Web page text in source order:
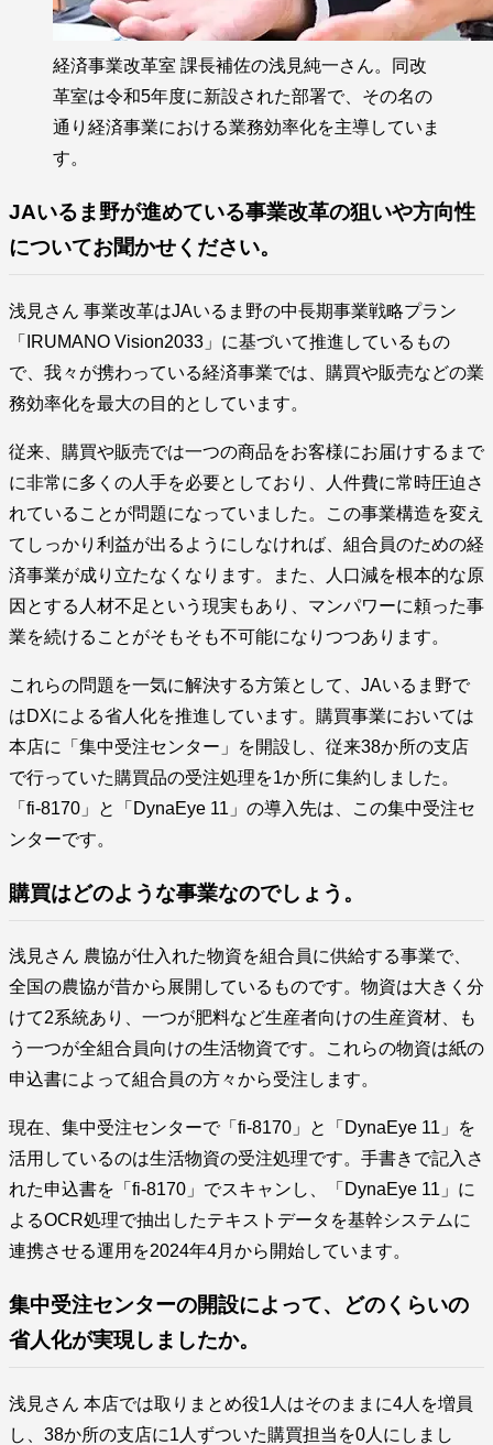
経済事業改革室 課長補佐の浅見純一さん。同改
革室は令和5年度に新設された部署で、その名の
通り経済事業における業務効率化を主導していま
す。
JAいるま野が進めている事業改革の狙いや方向性
についてお聞かせください。
浅見さん 事業改革はJAいるま野の中長期事業戦略プラン
「IRUMANO Vision2033」に基づいて推進しているもの
で、我々が携わっている経済事業では、購買や販売などの業
務効率化を最大の目的としています。
従来、購買や販売では一つの商品をお客様にお届けするまで
に非常に多くの人手を必要としており、人件費に常時圧迫さ
れていることが問題になっていました。この事業構造を変え
てしっかり利益が出るようにしなければ、組合員のための経
済事業が成り立たなくなります。また、人口減を根本的な原
因とする人材不足という現実もあり、マンパワーに頼った事
業を続けることがそもそも不可能になりつつあります。
これらの問題を一気に解決する方策として、JAいるま野で
はDXによる省人化を推進しています。購買事業においては
本店に「集中受注センター」を開設し、従来38か所の支店
で行っていた購買品の受注処理を1か所に集約しました。
「fi-8170」と「DynaEye 11」の導入先は、この集中受注セ
ンターです。
購買はどのような事業なのでしょう。
浅見さん 農協が仕入れた物資を組合員に供給する事業で、
全国の農協が昔から展開しているものです。物資は大きく分
けて2系統あり、一つが肥料など生産者向けの生産資材、も
う一つが全組合員向けの生活物資です。これらの物資は紙の
申込書によって組合員の方々から受注します。
現在、集中受注センターで「fi-8170」と「DynaEye 11」を
活用しているのは生活物資の受注処理です。手書きで記入さ
れた申込書を「fi-8170」でスキャンし、「DynaEye 11」に
よるOCR処理で抽出したテキストデータを基幹システムに
連携させる運用を2024年4月から開始しています。
集中受注センターの開設によって、どのくらいの
省人化が実現しましたか。
浅見さん 本店では取りまとめ役1人はそのままに4人を増員
し、38か所の支店に1人ずついた購買担当を0人にしまし